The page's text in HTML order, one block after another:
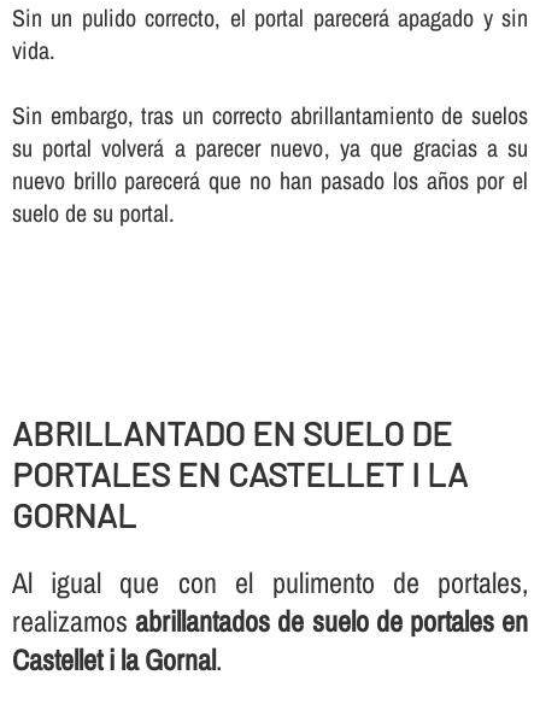
Sin un pulido correcto, el portal parecerá apagado y sin
vida.
Sin embargo, tras un correcto abrillantamiento de suelos
su portal volverá a parecer nuevo, ya que gracias a su
nuevo brillo parecerá que no han pasado los años por el
suelo de su portal.
ABRILLANTADO EN SUELO DE
PORTALES EN CASTELLET I LA
GORNAL
Al igual que con el pulimento de portales,
realizamosabrillantados de suelo de portales en
Castellet i la Gornal.